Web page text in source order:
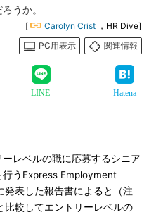
うか。
[ Carolyn Crist ，HR Dive]
PC用表示
関連情報
LINE Hatena
レベルの職に応募するシニア
うExpress Employment
表した報告書によると（注
比較してエントリーレベルの